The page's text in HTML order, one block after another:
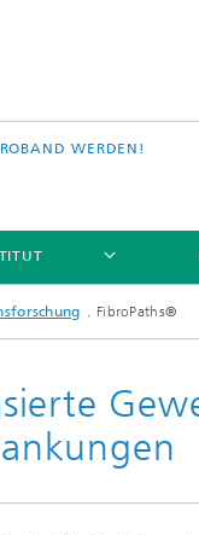
WERDEN!
FibroPaths®